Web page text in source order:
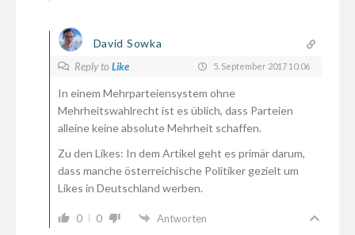
David Sowka
Reply to Like 5. September 2017 10:06
In einem Mehrparteiensystem ohne
Mehrheitswahlrecht ist es üblich, dass Parteien
alleine keine absolute Mehrheit schaffen.
Zu den Likes: In dem Artikel geht es primär darum,
dass manche österreichische Politiker gezielt um
Likes in Deutschland werben.
0 0 Antworten